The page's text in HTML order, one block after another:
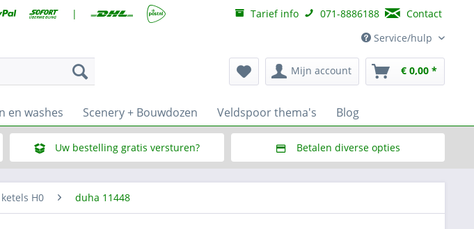
| Tarief info 071-8886188
Contact
Service/hulp
Mijn account € 0,00 *
en washes Scenery + Bouwdozen Veldspoor thema's Blog
Uw bestelling gratis versturen? Betalen diverse opties
H0 duha 11448